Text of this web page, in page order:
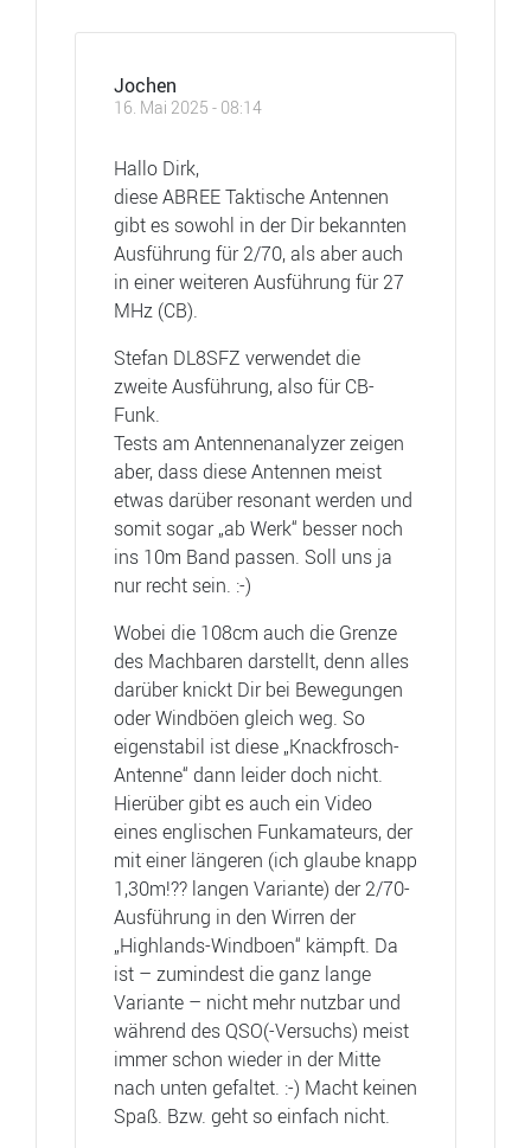
Jochen
16. Mai 2025 - 08:14
Hallo Dirk,
diese ABREE Taktische Antennen
gibt es sowohl in der Dir bekannten
Ausführung für 2/70, als aber auch
in einer weiteren Ausführung für 27
MHz (CB).
Stefan DL8SFZ verwendet die
zweite Ausführung, also für CB-
Funk.
Tests am Antennenanalyzer zeigen
aber, dass diese Antennen meist
etwas darüber resonant werden und
somit sogar „ab Werk“ besser noch
ins 10m Band passen. Soll uns ja
nur recht sein. :-)
Wobei die 108cm auch die Grenze
des Machbaren darstellt, denn alles
darüber knickt Dir bei Bewegungen
oder Windböen gleich weg. So
eigenstabil ist diese „Knackfrosch-
Antenne“ dann leider doch nicht.
Hierüber gibt es auch ein Video
eines englischen Funkamateurs, der
mit einer längeren (ich glaube knapp
1,30m!?? langen Variante) der 2/70-
Ausführung in den Wirren der
„Highlands-Windboen“ kämpft. Da
ist – zumindest die ganz lange
Variante – nicht mehr nutzbar und
während des QSO(-Versuchs) meist
immer schon wieder in der Mitte
nach unten gefaltet. :-) Macht keinen
Spaß. Bzw. geht so einfach nicht.